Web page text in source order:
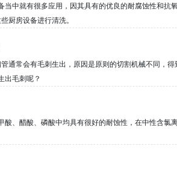
中就有很多应用，因其具有的优良的耐腐蚀性和抗
厨房设备进行清洗。
通常会有毛刺生出，原因是原则的切割机械不同，
出毛刺呢？
、醋酸、磷酸中均具有很好的耐蚀性，在中性含氯